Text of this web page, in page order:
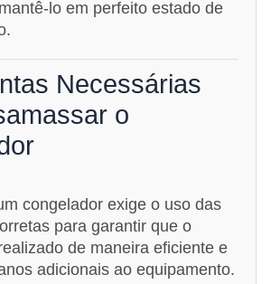
lo em perfeito estado de
Necessárias
o
congelador exige o uso das
para garantir que o
de maneira eficiente e
adicionais ao equipamento.